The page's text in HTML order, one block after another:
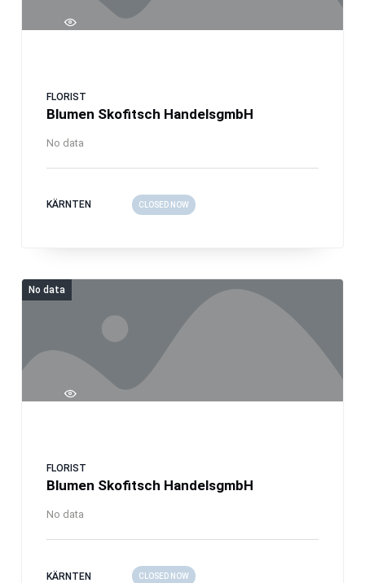
FLORIST
Blumen Skofitsch HandelsgmbH
No data
KÄRNTEN CLOSED NOW
No data
FLORIST
Blumen Skofitsch HandelsgmbH
No data
KÄRNTEN CLOSED NOW